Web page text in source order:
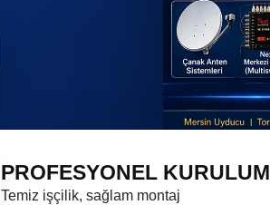
PROFESYONEL KURULUM
Temiz işçilik, sağlam montaj